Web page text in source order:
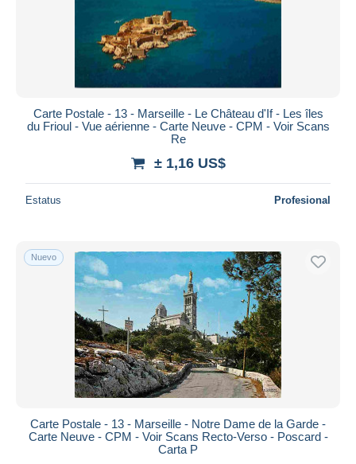
Carte Postale - 13 - Marseille - Le Château d'If - Les îles
du Frioul - Vue aérienne - Carte Neuve - CPM - Voir Scans
Re
± 1,16 US$
Estatus Profesional
Nuevo
Carte Postale - 13 - Marseille - Notre Dame de la Garde -
Carte Neuve - CPM - Voir Scans Recto-Verso - Poscard -
Carta P